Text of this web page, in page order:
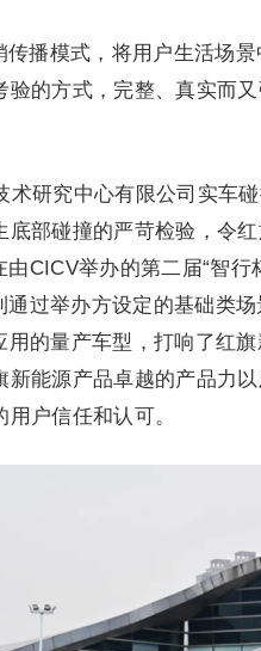
传播模式，将用户生活场
验的方式，完整、真实而
术研究中心有限公司实车
底部碰撞的严苛检验，令
CICV举办的第二届“智
通过举办方设定的基础类
用的量产车型，打响了红
新能源产品卓越的产品力
户信任和认可。